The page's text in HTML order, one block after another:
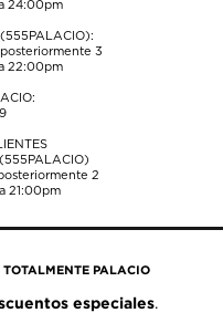
24:00pm
(555PALACIO):
3
22:00pm
2
21:00pm
PALACIO
especiales.